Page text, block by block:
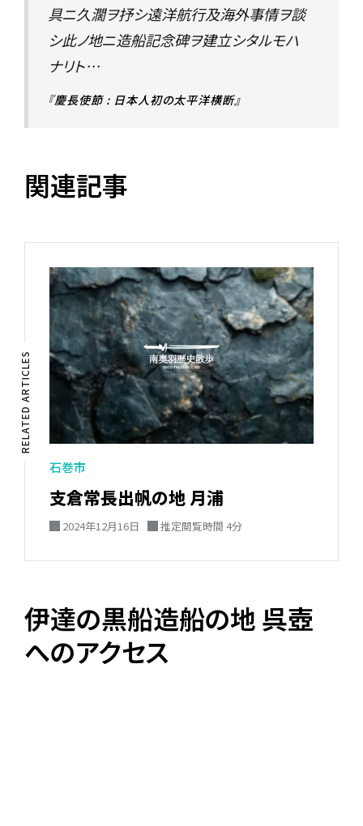
具ニ久濶ヲ抒シ遠洋航行及海外事情ヲ談
シ此ノ地ニ造船記念碑ヲ建立シタルモハ
ナリト…
『慶長使節 : 日本人初の太平洋横断』
関連記事
RELATED ARTICLES
石巻市
支倉常長出帆の地 月浦
2024年12月16日 推定閲覧時間 4分
伊達の黒船造船の地 呉壺
へのアクセス